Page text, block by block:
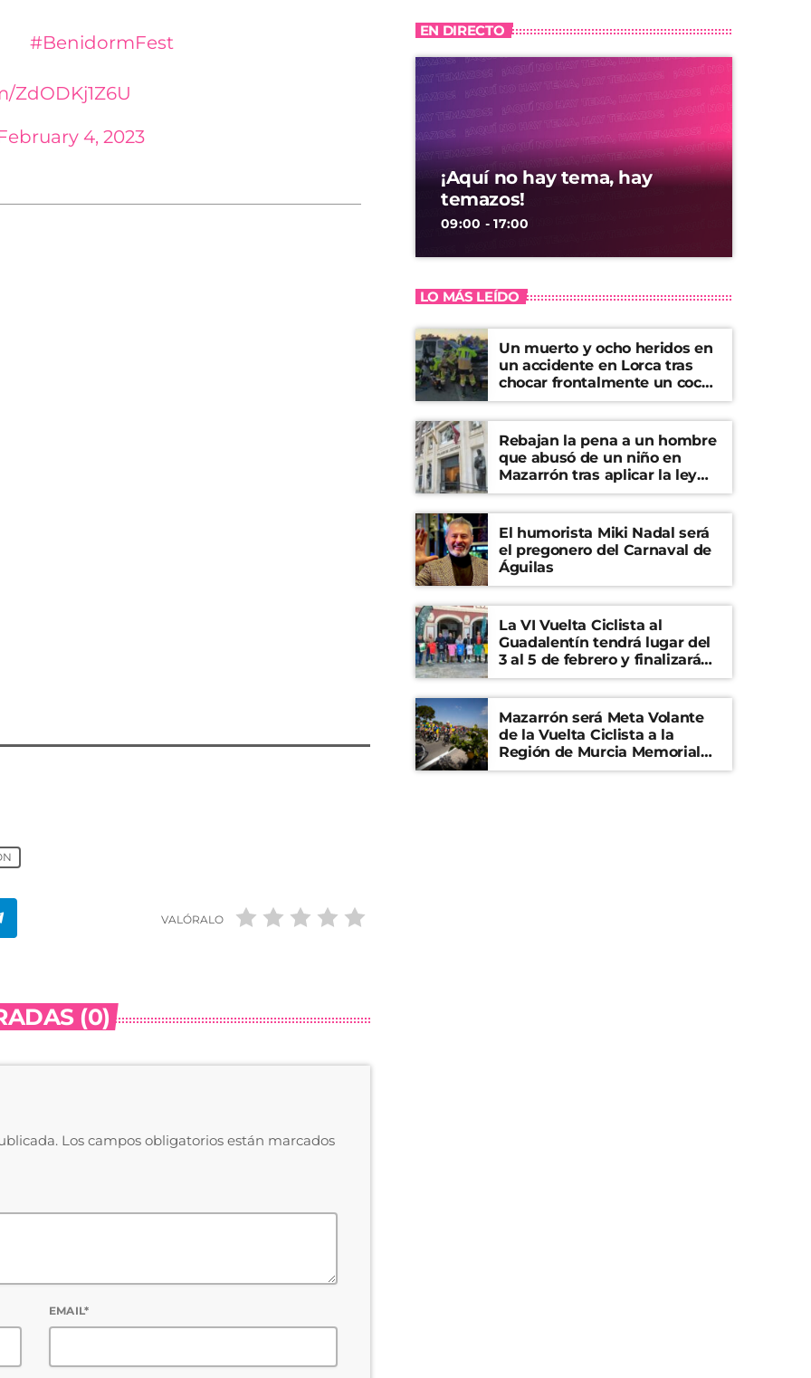
el#BenidormFest
ZdODKj1Z6U
4, 2023
VALÓRALO
(0)
Los campos obligatorios están marcados
EMAIL*
EN DIRECTO
¡Aquí no hay tema, hay
temazos!
09:00 - 17:00
LO MÁS LEÍDO
Un muerto y ocho heridos en
un accidente en Lorca tras
chocar frontalmente un coche
y una furgoneta
Rebajan la pena a un hombre
que abusó de un niño en
Mazarrón tras aplicar la ley
del ‘solo sí es sí’
El humorista Miki Nadal será
el pregonero del Carnaval de
Águilas
La VI Vuelta Ciclista al
Guadalentín tendrá lugar del
3 al 5 de febrero y finalizará
en el Castillo de Lorca
Mazarrón será Meta Volante
de la Vuelta Ciclista a la
Región de Murcia Memorial
Mariano Rojas